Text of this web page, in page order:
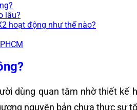
lâu?
hoạt động như thế nào?
dùng quan tâm nhờ thiết
nguyên bản chưa thực sự